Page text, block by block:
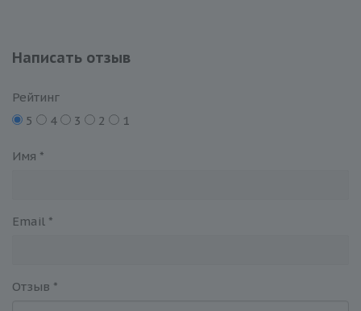
Написать отзыв
Рейтинг
5
4 3 2 1
Имя *
Email *
Отзыв *